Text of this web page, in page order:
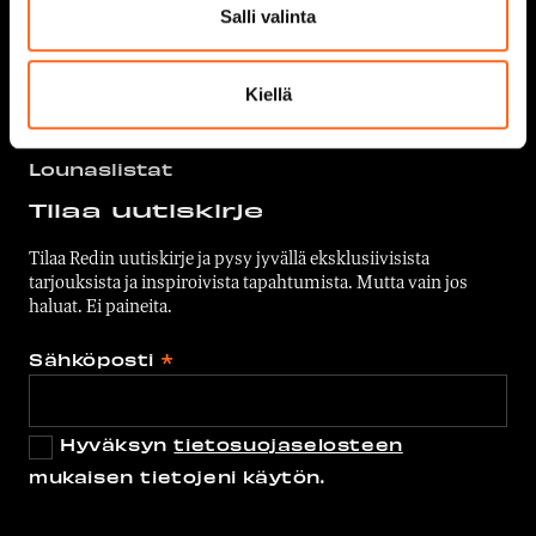
Salli valinta
Kiellä
Kaikki ravintolat &
kahvilat
Lounaslistat
Medialle
Yhteystiedot
Tilaa uutiskirje
Tilaa Redin uutiskirje ja pysy jyvällä eksklusiivisista
tarjouksista ja inspiroivista tapahtumista. Mutta vain jos
haluat. Ei paineita.
Sähköposti *
Hyväksyntietosuojaselosteen
mukaisen tietojeni käytön.